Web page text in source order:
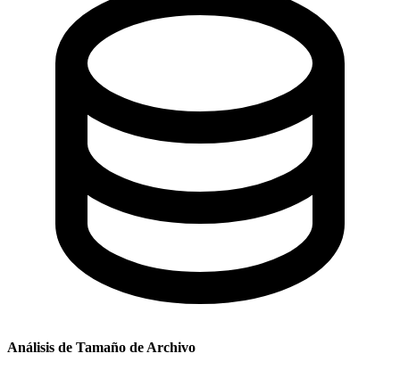
Análisis de Tamaño de Archivo